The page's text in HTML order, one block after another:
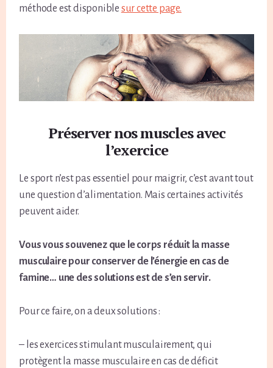
méthode est disponible sur cette page.
Préserver nos muscles avec
l’exercice
Le sport n’est pas essentiel pour maigrir, c’est avant tout
une question d’alimentation. Mais certaines activités
peuvent aider.
Vous vous souvenez que le corps réduit la masse
musculaire pour conserver de l’énergie en cas de
famine… une des solutions est de s’en servir.
Pour ce faire, on a deux solutions :
– les exercices stimulant musculairement, qui
protègent la masse musculaire en cas de déficit